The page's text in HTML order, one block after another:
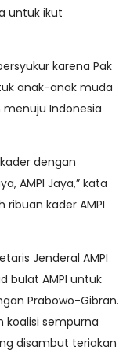
untuk ikut
karena Pak
anak-anak muda
Indonesia
dengan
AMPI Jaya,” kata
kader AMPI
Jenderal AMPI
bulat AMPI untuk
Prabowo-Gibran.
koalisi sempurna
disambut teriakan